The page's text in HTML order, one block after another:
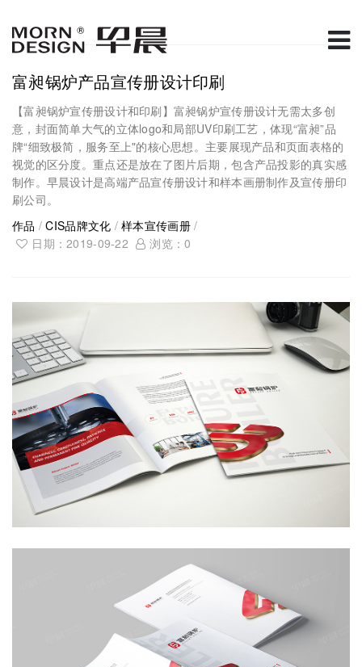
富昶锅炉产品宣传册设计印刷
【富昶锅炉宣传册设计和印刷】富昶锅炉宣传册设计无需太多创
意，封面简单大气的立体logo和局部UV印刷工艺，体现“富昶”品
牌“细致极简，服务至上"的核心思想。主要展现产品和页面表格的
视觉的区分度。重点还是放在了图片后期，包含产品投影的真实感
制作。早晨设计是高端产品宣传册设计和样本画册制作及宣传册印
刷公司。
作品 /CIS品牌文化 /样本宣传画册/
日期：2019-09-22
浏览：0